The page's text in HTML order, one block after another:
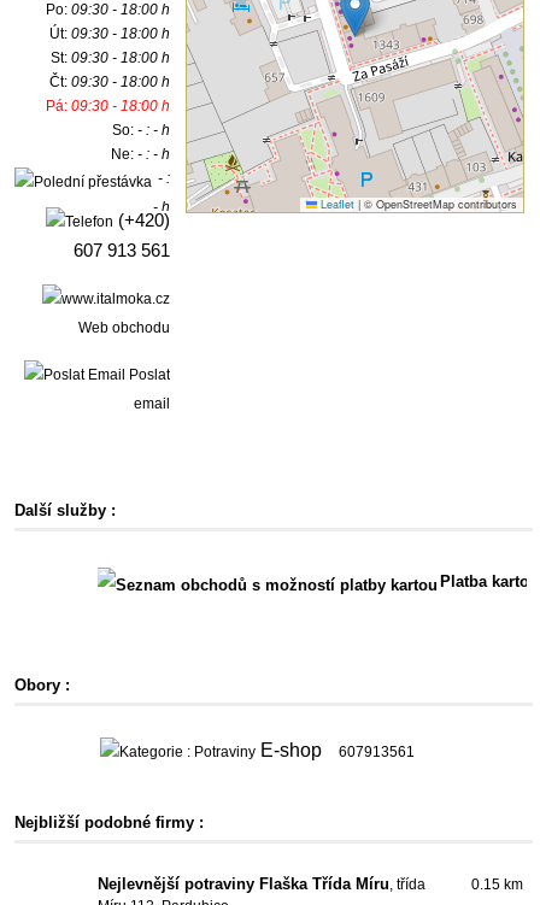
Po:09:30 - 18:00 h
Út:09:30 - 18:00 h
St:09:30 - 18:00 h
Čt:09:30 - 18:00 h
Pá:09:30 - 18:00 h
So:- : - h
Ne:- : - h
- :
- h
(+420)
607 913 561
Web obchodu
Poslat
email
Leaflet |© OpenStreetMap contributors
Další služby :
Platba kartou
Obory :
E-shop 607913561
Nejbližší podobné firmy :
Nejlevnější potraviny Flaška Třída Míru, třída
0.15 km